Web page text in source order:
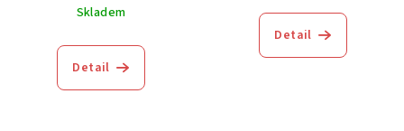
Skladem
Detail
Detail